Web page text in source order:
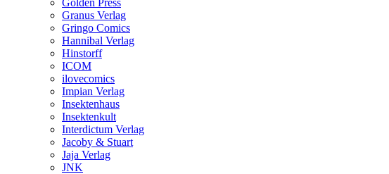
Golden Press
Granus Verlag
Gringo Comics
Hannibal Verlag
Hinstorff
ICOM
ilovecomics
Impian Verlag
Insektenhaus
Insektenkult
Interdictum Verlag
Jacoby & Stuart
Jaja Verlag
JNK